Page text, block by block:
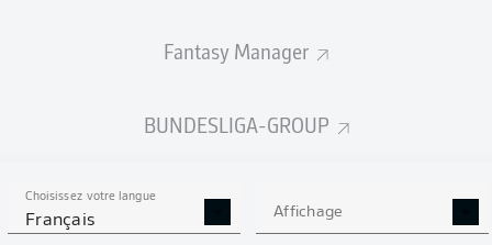
Fantasy Manager
BUNDESLIGA-GROUP
Choisissez votre langue
Français Affichage
Finn Dahmen